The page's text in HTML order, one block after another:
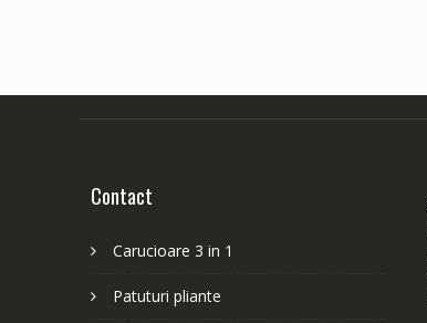
Contact
Carucioare 3 in 1
Patuturi pliante